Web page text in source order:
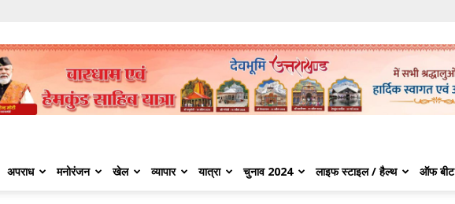
अपराध मनोरंजन खेल व्यापार यात्रा चुनाव 2024 लाइफ स्टाइल / हैल्थ ऑफ बीट